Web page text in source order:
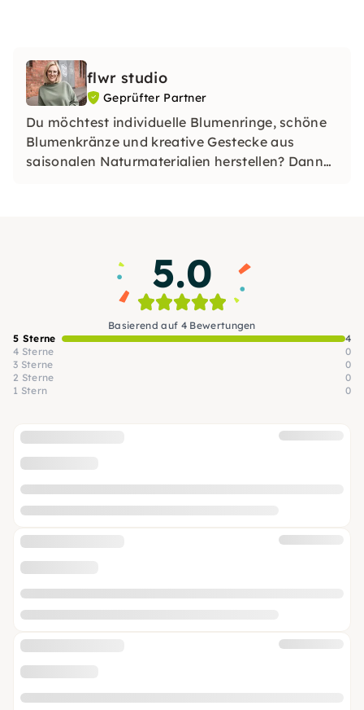
flwr studio
Geprüfter Partner
Du möchtest individuelle Blumenringe, schöne
Blumenkränze und kreative Gestecke aus
saisonalen Naturmaterialien herstellen? Dann
5.0
Basierend auf 4 Bewertungen
5 Sterne
4
4 Sterne
0
3 Sterne
0
2 Sterne
0
1 Stern
0